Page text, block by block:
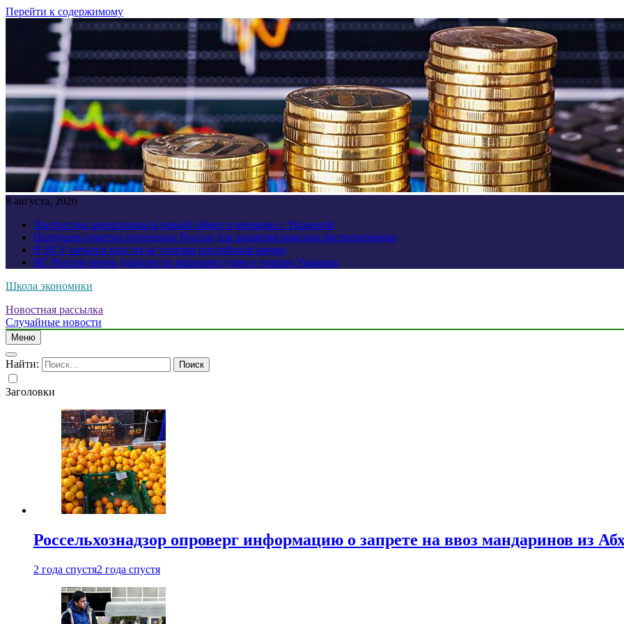
Перейти к содержимому
8 августа, 2026
Лантратова анонсировала новый обмен пленными с Украиной
Патрушев отметил потенциал России для развития морских беспилотников
В ВСУ начался хаос из-за успехов российской армии
ВС России вновь ударили по морским судам и портам Украины
Школа экономики
Новостная рассылка
Случайные новости
Меню
Найти:
Заголовки
Россельхознадзор опроверг информацию о запрете на ввоз мандаринов из
2 года спустя2 года спустя